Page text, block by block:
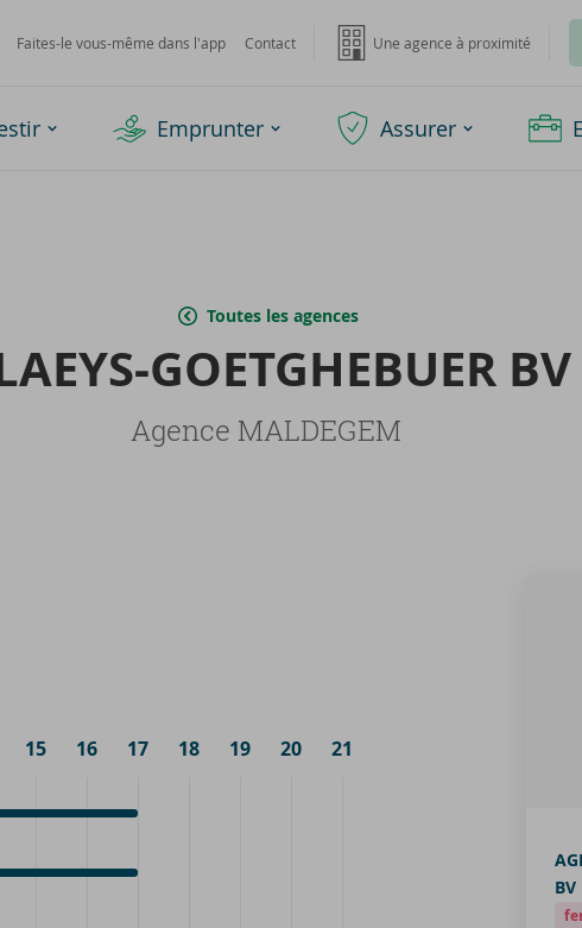
Faites-le vous-même dans l'app Contact Une agence à proximité
Emprunter Assurer
Toutes les agences
​GOETGHEBUER BV
Agence MALDEGEM
15 16 17 18 19 20 21
BV